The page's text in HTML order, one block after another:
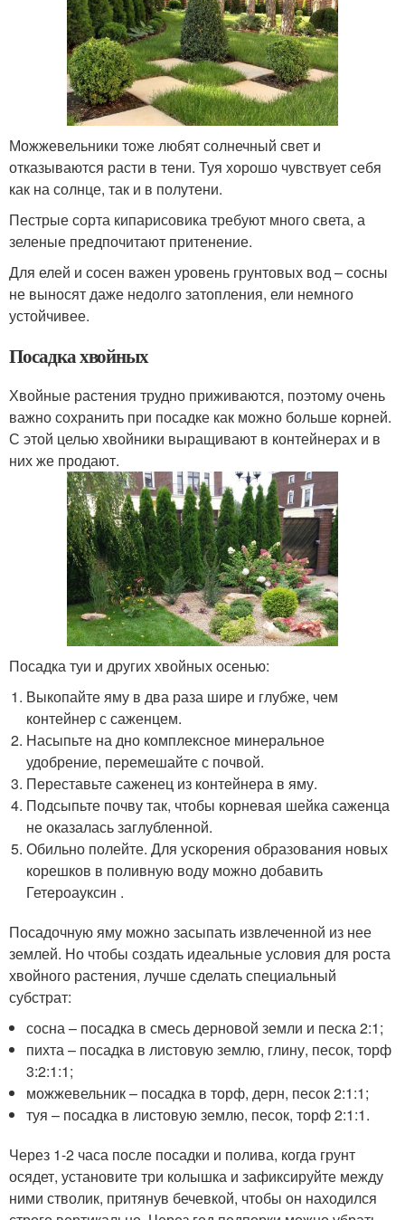
Можжевельники тоже любят солнечный свет и
отказываются расти в тени. Туя хорошо чувствует себя
как на солнце, так и в полутени.
Пестрые сорта кипарисовика требуют много света, а
зеленые предпочитают притенение.
Для елей и сосен важен уровень грунтовых вод – сосны
не выносят даже недолго затопления, ели немного
устойчивее.
Посадка хвойных
Хвойные растения трудно приживаются, поэтому очень
важно сохранить при посадке как можно больше корней.
С этой целью хвойники выращивают в контейнерах и в
них же продают.
Посадка туи и других хвойных осенью:
Выкопайте яму в два раза шире и глубже, чем
контейнер с саженцем.
Насыпьте на дно комплексное минеральное
удобрение, перемешайте с почвой.
Переставьте саженец из контейнера в яму.
Подсыпьте почву так, чтобы корневая шейка саженца
не оказалась заглубленной.
Обильно полейте. Для ускорения образования новых
корешков в поливную воду можно добавить
Гетероауксин .
Посадочную яму можно засыпать извлеченной из нее
землей. Но чтобы создать идеальные условия для роста
хвойного растения, лучше сделать специальный
субстрат:
сосна – посадка в смесь дерновой земли и песка 2:1;
пихта – посадка в листовую землю, глину, песок, торф
3:2:1:1;
можжевельник – посадка в торф, дерн, песок 2:1:1;
туя – посадка в листовую землю, песок, торф 2:1:1.
Через 1-2 часа после посадки и полива, когда грунт
осядет, установите три колышка и зафиксируйте между
ними стволик, притянув бечевкой, чтобы он находился